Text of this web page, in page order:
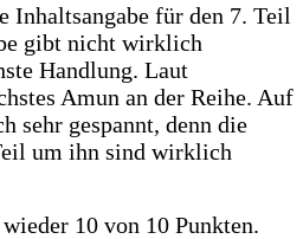
Inhaltsangabe für den 7. Teil
gibt nicht wirklich
Handlung. Laut
Amun an der Reihe. Auf
sehr gespannt, denn die
um ihn sind wirklich
10 von 10 Punkten.